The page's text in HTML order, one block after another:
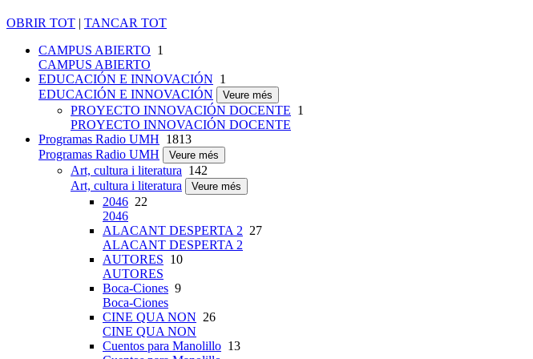
OBRIR TOT | TANCAR TOT
CAMPUS ABIERTO 1
CAMPUS ABIERTO
EDUCACIÓN E INNOVACIÓN 1
EDUCACIÓN E INNOVACIÓN
Veure més
PROYECTO INNOVACIÓN DOCENTE 1
PROYECTO INNOVACIÓN DOCENTE
Programas Radio UMH 1813
Programas Radio UMH
Veure més
Art, cultura i literatura 142
Art, cultura i literatura
Veure més
2046 22
2046
ALACANT DESPERTA 2 27
ALACANT DESPERTA 2
AUTORES 10
AUTORES
Boca-Ciones 9
Boca-Ciones
CINE QUA NON 26
CINE QUA NON
Cuentos para Manolillo 13